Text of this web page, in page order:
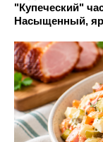
"Купеческий"
Насыщенный,